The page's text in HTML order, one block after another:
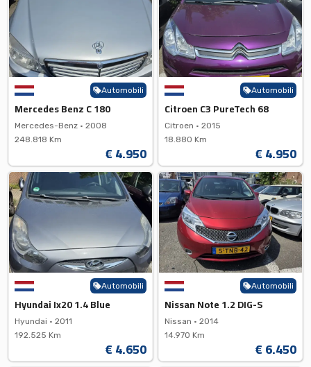
Automobili
Mercedes Benz C 180
Mercedes-Benz • 2008
248.818 Km
€ 4.950
Automobili
Citroen C3 PureTech 68
Citroen • 2015
18.880 Km
€ 4.950
Automobili
Hyundai Ix20 1.4 Blue
Hyundai • 2011
192.525 Km
€ 4.650
Automobili
Nissan Note 1.2 DIG-S
Nissan • 2014
14.970 Km
€ 6.450